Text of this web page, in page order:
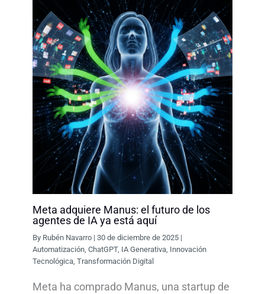
Meta adquiere Manus: el futuro de los
agentes de IA ya está aquí
By Rubén Navarro |30 de diciembre de 2025 |
Automatización,ChatGPT, IA Generativa, Innovación
Tecnológica,Transformación Digital
Meta ha comprado Manus, una startup de